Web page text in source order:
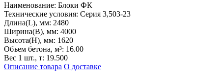
Наименование: Блоки ФК
Технические условия: Серия 3,503-23
Длина(L), мм: 2480
Ширина(B), мм: 4000
Высота(H), мм: 1620
Объем бетона, м³: 16.00
Вес 1 шт., т: 19.500
Описание товара О доставке